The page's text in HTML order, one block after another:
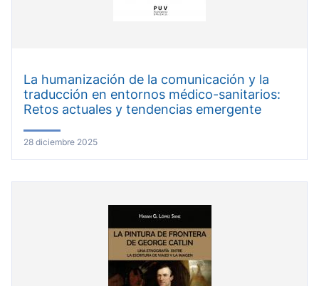
La humanización de la comunicación y la
traducción en entornos médico-sanitarios:
Retos actuales y tendencias emergente
28 diciembre 2025